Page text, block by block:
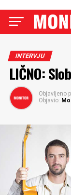
INTERVJU
LIČNO:
Objavljeno
Objavio: